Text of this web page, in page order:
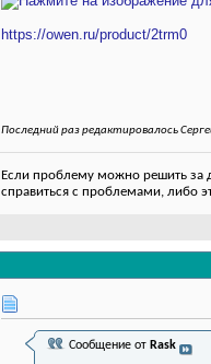
https://owen.ru/product/2trm0
Последний раз редактировалось
Если проблему можно решить за
справиться с проблемами, либо
Сообщение от Rask